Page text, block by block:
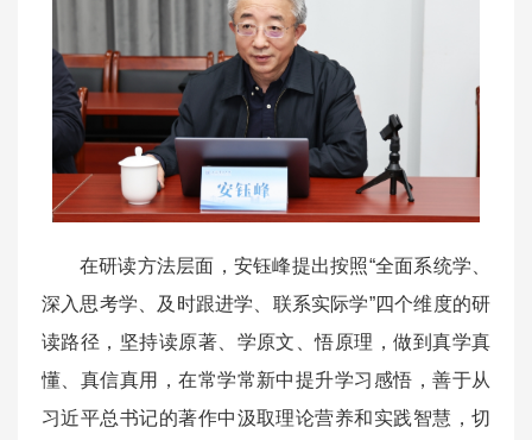
在研读方法层面，安钰峰提出按照“全面系统学、
深入思考学、及时跟进学、联系实际学”四个维度的研
读路径，坚持读原著、学原文、悟原理，做到真学真
懂、真信真用，在常学常新中提升学习感悟，善于从
习近平总书记的著作中汲取理论营养和实践智慧，切